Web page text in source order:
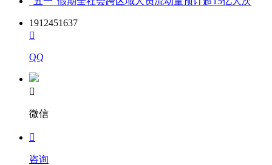
1912451637

QQ

微信

咨询